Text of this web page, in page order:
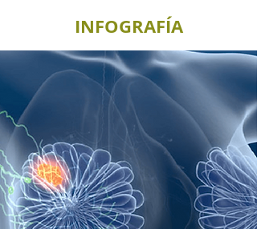
INFOGRAFÍA